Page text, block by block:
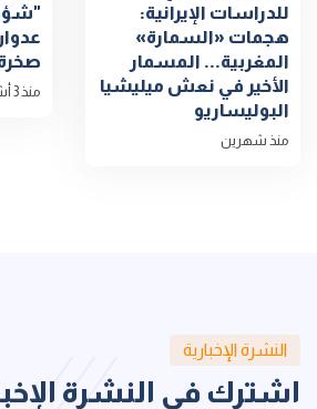
للدراسات الإيرانية:
هجمات «السمارة»
المغربية... المسمار
الأخير في نعش ميليشيا
البوليساريو
منذ شهرين
منذ 3 أشهر
النشرة الإخبارية
اشترك في النشرة